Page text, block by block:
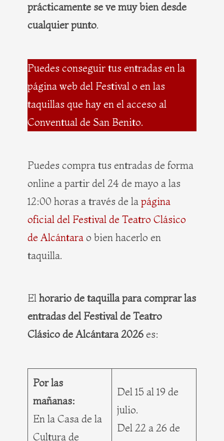
prácticamente se ve muy bien desde
cualquier punto.
Puedes conseguir tus entradas en la
página web del Festival o en las
taquillas que hay en el acceso al
Conventual de San Benito.
Puedes compra tus entradas de forma
online a partir del 24 de mayo a las
12:00 horas a través de la página
oficial del Festival de Teatro Clásico
de Alcántara o bien hacerlo en
taquilla.
El horario de taquilla para comprar las
entradas del Festival de Teatro
Clásico de Alcántara 2026 es:
Por las
mañanas:
En la Casa de la
Cultura de
Del 15 al 19 de
julio.
Del 22 a 26 de